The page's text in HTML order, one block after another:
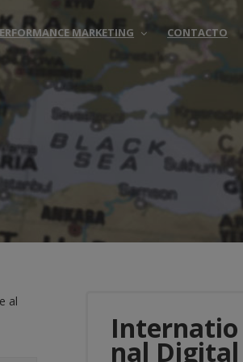
MARKETING CONTACTO
al
Internatio
nal Digital